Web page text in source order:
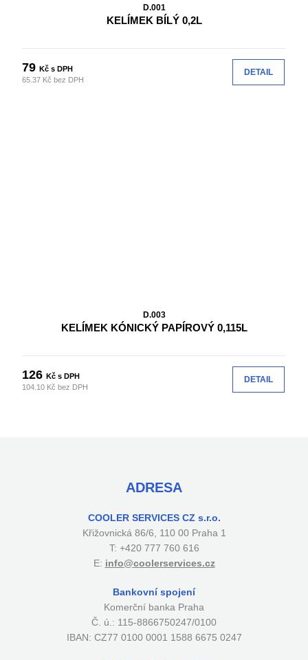
D.001
KELÍMEK BÍLÝ 0,2L
79Kč s DPH
65.37 Kč bez DPH
DETAIL
D.003
KELÍMEK KÓNICKÝ PAPÍROVÝ 0,115L
126Kč s DPH
104.10 Kč bez DPH
DETAIL
ADRESA
COOLER SERVICES CZ s.r.o.
Křižovnická 86/6, 110 00 Praha 1
T: +420 777 760 616
E: info@coolerservices.cz
Bankovní spojení
Komerční banka Praha
Č. ú.: 115-8866750247/0100
IBAN: CZ77 0100 0001 1588 6675 0247